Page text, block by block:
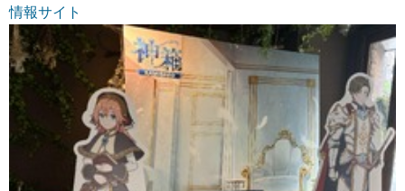
情報サイト